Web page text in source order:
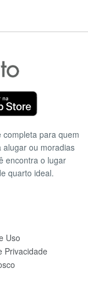
para quem
ou moradias
encontra o lugar
quarto ideal.
Uso
Privacidade